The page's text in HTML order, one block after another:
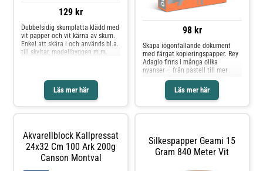
129 kr
Läs mer här
Dubbelsidig skumplatta klädd med
vit papper och vit kärna av skum.
Enkel att skära i och används bl.a.
till skyltar, modellbyggen m.m.
98 kr
Läs mer här
Skapa iögonfallande dokument
med färgat kopieringspapper. Rey
Adagio finns i många olika
nyanser – från pastell till mer
intensiv. Pappret passar utmärkt
till reklamblad, broschyrer,
informationsmaterial, posters,
omslag, folders och mycket mera.
ISO 9706. Syrafritt
kopieringspapper.* Format: A4*
Vikt: 80g
Akvarellblock Kallpressat
24x32 Cm 100 Ark 200g
Canson Montval
Silkespapper Geami 15
Gram 840 Meter Vit